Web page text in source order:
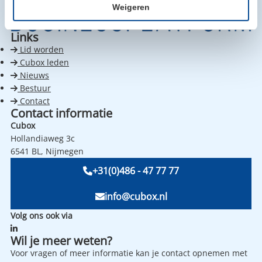
Weigeren
Links
Lid worden
Cubox leden
Nieuws
Bestuur
Contact
Contact informatie
Cubox
Hollandiaweg 3c
6541 BL, Nijmegen
+31(0)486 - 47 77 77
info@cubox.nl
Volg ons ook via
Wil je meer weten?
Voor vragen of meer informatie kan je contact opnemen met